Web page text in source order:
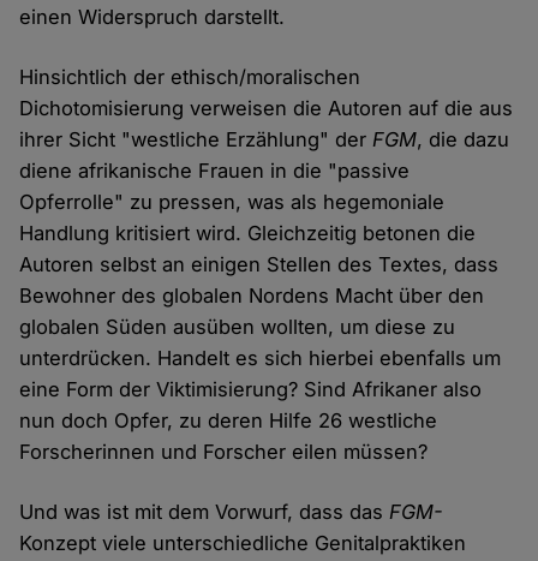
einen Widerspruch darstellt.
Hinsichtlich der ethisch/moralischen
Dichotomisierung verweisen die Autoren auf die aus
ihrer Sicht "westliche Erzählung" derFGM, die dazu
diene afrikanische Frauen in die "passive
Opferrolle" zu pressen, was als hegemoniale
Handlung kritisiert wird. Gleichzeitig betonen die
Autoren selbst an einigen Stellen des Textes, dass
Bewohner des globalen Nordens Macht über den
globalen Süden ausüben wollten, um diese zu
unterdrücken. Handelt es sich hierbei ebenfalls um
eine Form der Viktimisierung? Sind Afrikaner also
nun doch Opfer, zu deren Hilfe 26 westliche
Forscherinnen und Forscher eilen müssen?
Und was ist mit dem Vorwurf, dass dasFGM-
Konzept viele unterschiedliche Genitalpraktiken